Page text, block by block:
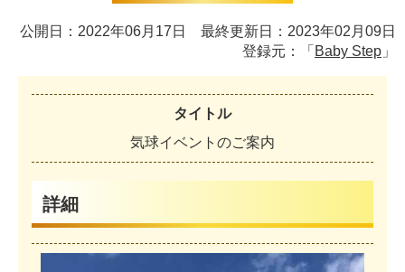
公開日：2022年06月17日 最終更新日：2023年02月09日
登録元：「 Baby Step 」
タイトル
気球イベン ト のご案内
詳細